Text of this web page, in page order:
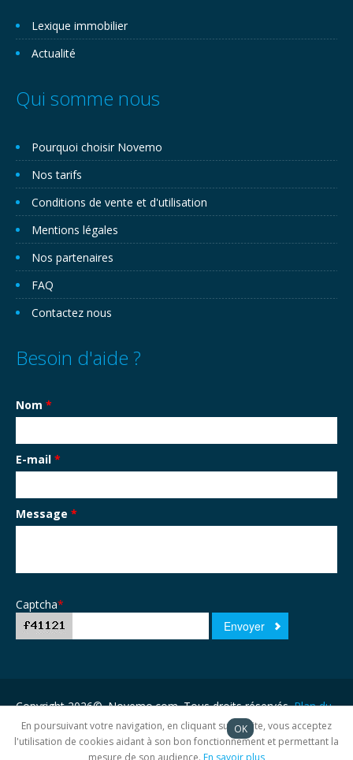
Lexique immobilier
Actualité
Qui somme nous
Pourquoi choisir Novemo
Nos tarifs
Conditions de vente et d'utilisation
Mentions légales
Nos partenaires
FAQ
Contactez nous
Besoin d'aide ?
Nom *
E-mail *
Message *
Captcha*
Copyright 2026©. Novemo.com. Tous droits réservés.Plan du
site
En poursuivant votre navigation, en cliquant sur ce site, vous acceptez
l'utilisation de cookies aidant à son bon fonctionnement et permettant la
mesure de son audience. En savoir plus
OK